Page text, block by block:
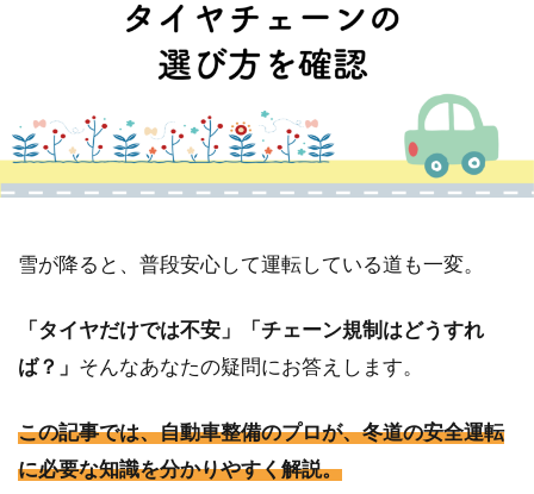
雪が降ると、普段安心して運転している道も一変。
「タイヤだけでは不安」「チェーン規制はどうすれ
ば？」 そんなあなたの疑問にお答えします。
この記事では、自動車整備のプロが、冬道の安全運転
に必要な知識を分かりやすく解説。